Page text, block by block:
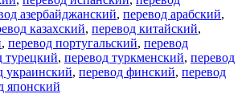
азербайджанский, перевод арабский,
казахский, перевод китайский,
, перевод португальский, перевод
турецкий, перевод туркменский, перевод
украинский, перевод финский, перевод
японский